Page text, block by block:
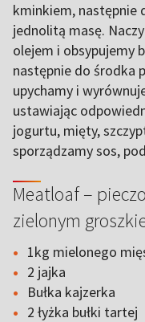
kminkiem, następnie
jednolitą masę.
olejem i obsypujemy
następnie do środka
upychamy i
ustawiając
jogurtu, mięty,
sporządzamy sos,
Meatloaf –
zielonym
1kg mielonego
2 jajka
Bułka kajzerka
2 łyżka bułki tartej